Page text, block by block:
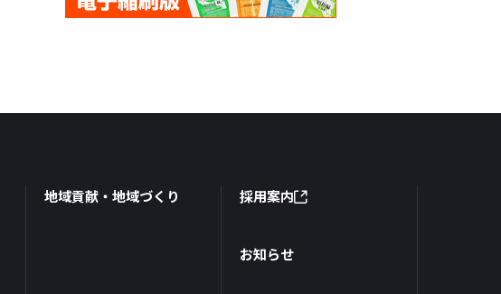
地域貢献・地域づくり 採用案内
お知らせ